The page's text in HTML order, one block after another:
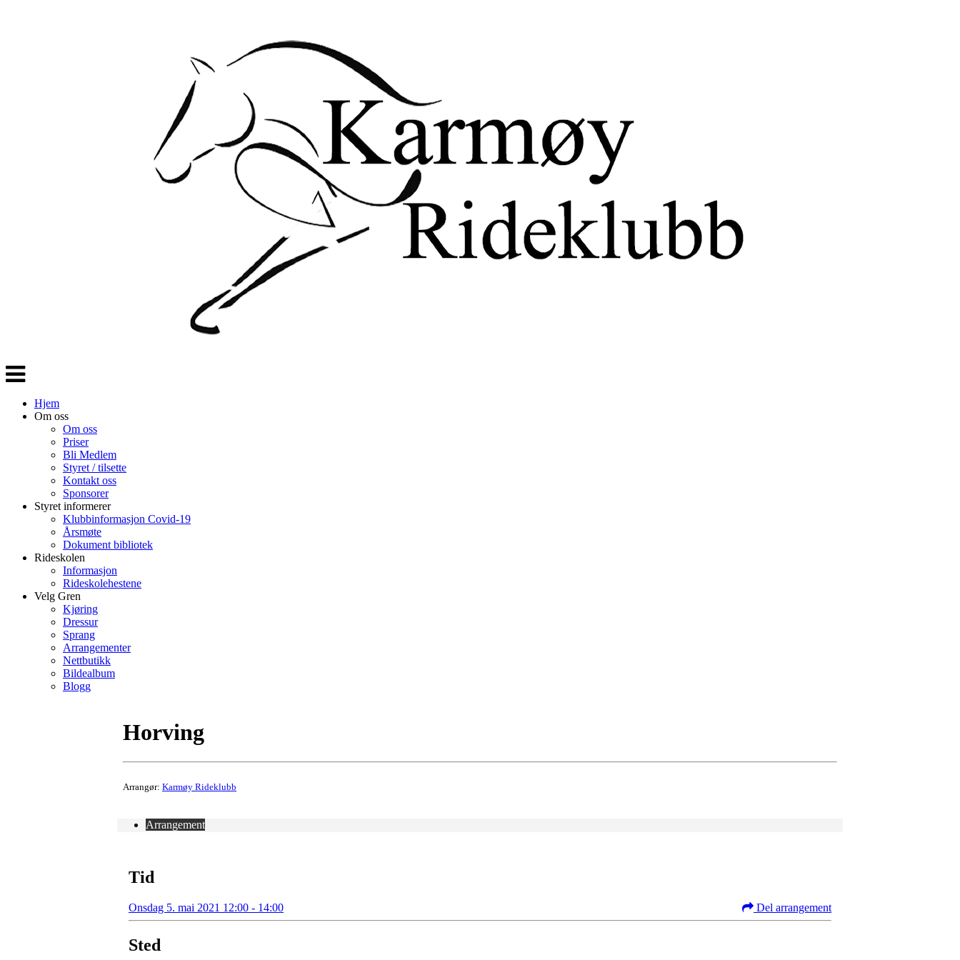
Veksle
navigasjon
Hjem
Om oss
Om oss
Priser
Bli Medlem
Styret / tilsette
Kontakt oss
Sponsorer
Styret informerer
Klubbinformasjon Covid-19
Årsmøte
Dokument bibliotek
Rideskolen
Informasjon
Rideskolehestene
Velg Gren
Kjøring
Dressur
Sprang
Arrangementer
Nettbutikk
Bildealbum
Blogg
Horving
Arrangør: Karmøy Rideklubb
Arrangement
Tid
Onsdag 5. mai 2021 12:00 - 14:00 Del arrangement
Sted